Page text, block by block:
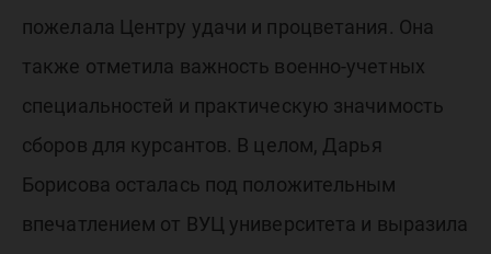
пожелала Центру удачи и процветания. Она
также отметила важность военно-учетных
специальностей и практическую значимость
сборов для курсантов. В целом, Дарья
Борисова осталась под положительным
впечатлением от ВУЦ университета и выразила